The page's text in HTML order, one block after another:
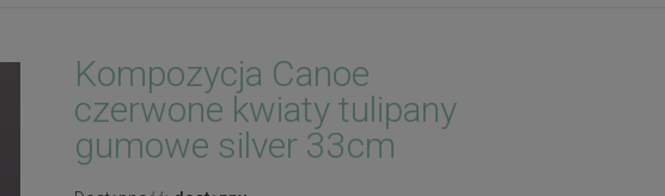
Kompozycja Canoe
czerwone kwiaty tulipany
gumowe silver 33cm